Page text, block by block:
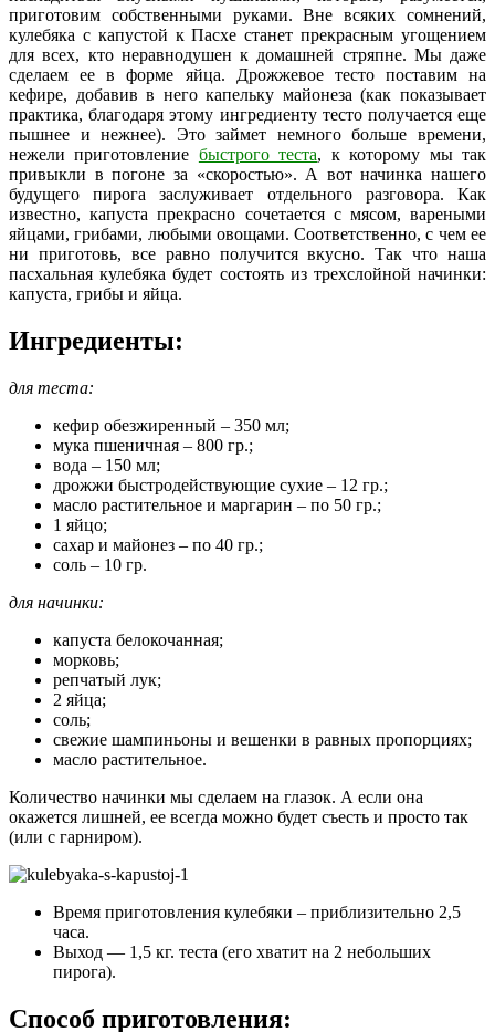
приготовим собственными руками. Вне всяких сомнений,
кулебяка с капустой к Пасхе станет прекрасным угощением
для всех, кто неравнодушен к домашней стряпне. Мы даже
сделаем ее в форме яйца. Дрожжевое тесто поставим на
кефире, добавив в него капельку майонеза (как показывает
практика, благодаря этому ингредиенту тесто получается еще
пышнее и нежнее). Это займет немного больше времени,
нежели приготовление быстрого теста, к которому мы так
привыкли в погоне за «скоростью». А вот начинка нашего
будущего пирога заслуживает отдельного разговора. Как
известно, капуста прекрасно сочетается с мясом, вареными
яйцами, грибами, любыми овощами. Соответственно, с чем ее
ни приготовь, все равно получится вкусно. Так что наша
пасхальная кулебяка будет состоять из трехслойной начинки:
капуста, грибы и яйца.
Ингредиенты:
для теста:
кефир обезжиренный – 350 мл;
мука пшеничная – 800 гр.;
вода – 150 мл;
дрожжи быстродействующие сухие – 12 гр.;
масло растительное и маргарин – по 50 гр.;
1 яйцо;
сахар и майонез – по 40 гр.;
соль – 10 гр.
для начинки:
капуста белокочанная;
морковь;
репчатый лук;
2 яйца;
соль;
свежие шампиньоны и вешенки в равных пропорциях;
масло растительное.
Количество начинки мы сделаем на глазок. А если она
окажется лишней, ее всегда можно будет съесть и просто так
(или с гарниром).
Время приготовления кулебяки – приблизительно 2,5
часа.
Выход — 1,5 кг. теста (его хватит на 2 небольших
пирога).
Способ приготовления: